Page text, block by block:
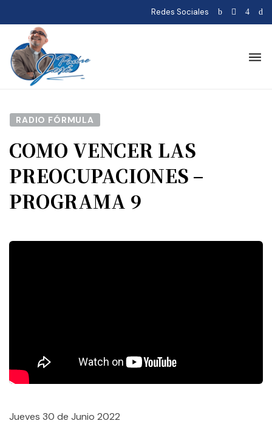
Redes Sociales
RADIO FÓRMULA
COMO VENCER LAS
PREOCUPACIONES –
PROGRAMA 9
Jueves 30 de Junio 2022